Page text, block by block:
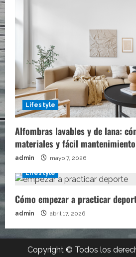
Lifestyle
Alfombras lavables y de lana:
materiales y fácil mantenimiento
admin mayo 7, 2026
Lifestyle
Cómo empezar a practicar
admin abril 17, 2026
Copyright © Todos los